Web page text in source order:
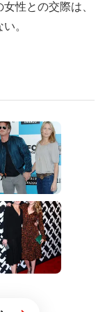
性との交際は、
。